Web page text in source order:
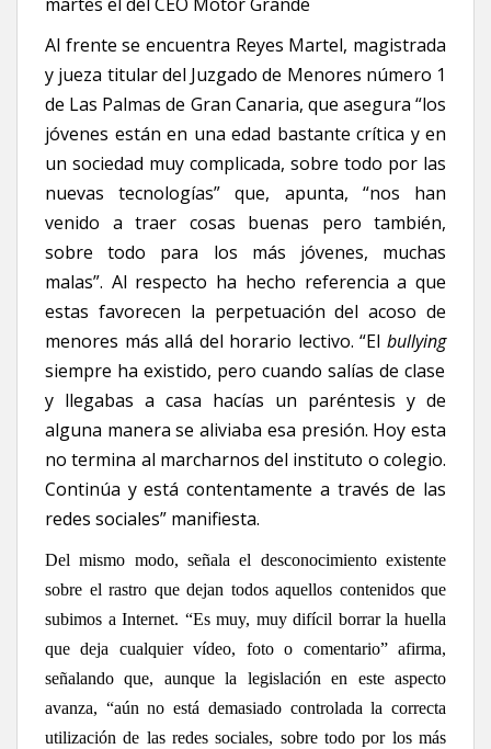
Al frente se encuentra Reyes Martel, magistrada
y jueza titular del Juzgado de Menores número 1
de Las Palmas de Gran Canaria, que asegura “los
jóvenes están en una edad bastante crítica y en
un sociedad muy complicada, sobre todo por las
nuevas tecnologías” que, apunta, “nos han
venido a traer cosas buenas pero también,
sobre todo para los más jóvenes, muchas
malas”. Al respecto ha hecho referencia a que
estas favorecen la perpetuación del acoso de
menores más allá del horario lectivo. “El bullying
siempre ha existido, pero cuando salías de clase
y llegabas a casa hacías un paréntesis y de
alguna manera se aliviaba esa presión. Hoy esta
no termina al marcharnos del instituto o colegio.
Continúa y está contentamente a través de las
redes sociales” manifiesta.
Del mismo modo, señala el desconocimiento existente
sobre el rastro que dejan todos aquellos contenidos que
subimos a Internet. “Es muy, muy difícil borrar la huella
que deja cualquier vídeo, foto o comentario” afirma,
señalando que, aunque la legislación en este aspecto
avanza, “aún no está demasiado controlada la correcta
utilización de las redes sociales, sobre todo por los más